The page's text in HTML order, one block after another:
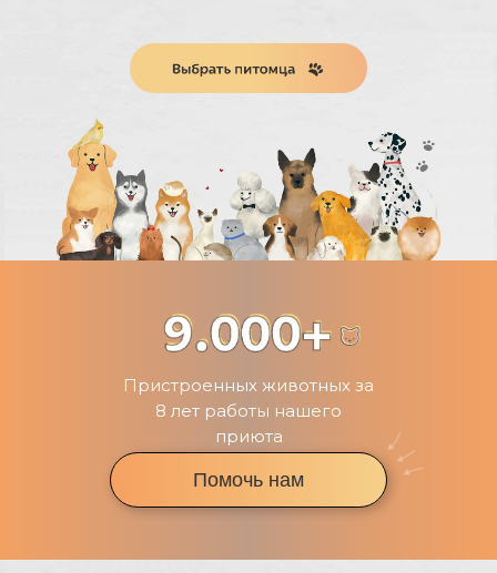
Пристроенных животных за
8 лет работы нашего
приюта
Помочь нам